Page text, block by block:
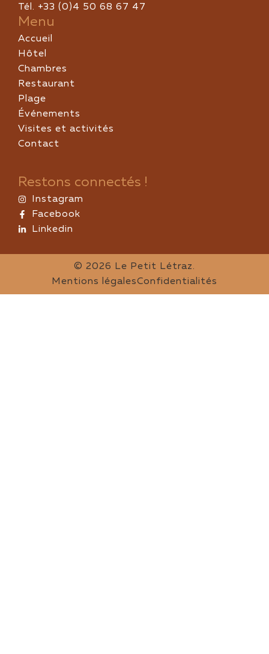
Tél. +33 (0)4 50 68 67 47
Menu
Accueil
Hôtel
Chambres
Restaurant
Plage
Événements
Visites et activités
Contact
Restons connectés !
Instagram
Facebook
Linkedin
© 2026 Le Petit Létraz.
Mentions légalesConfidentialités